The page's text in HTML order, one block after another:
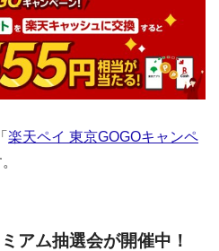
楽天ペイ 東京GOGOキャンペ
アム抽選会が開催中！